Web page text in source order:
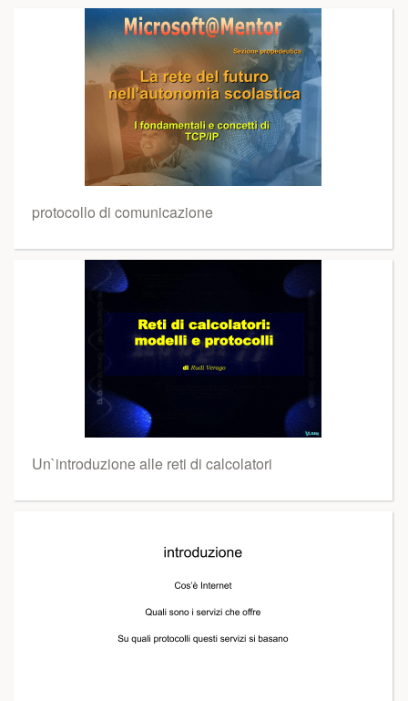
protocollo di comunicazione
Un`introduzione alle reti di calcolatori